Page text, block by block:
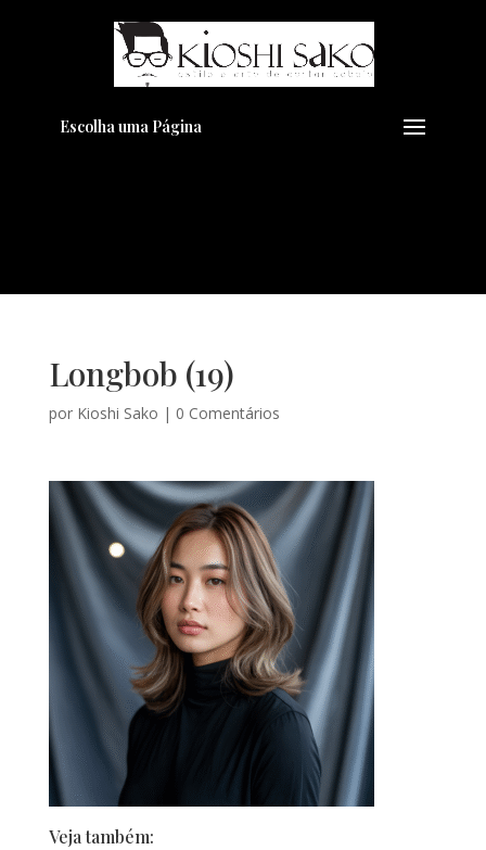
Escolha uma Página
Longbob (19)
por Kioshi Sako | 0 Comentários
Veja também:
Pensando em transformar seu
Visual??